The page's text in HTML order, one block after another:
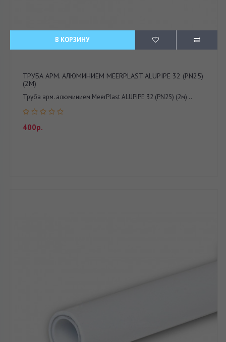
В КОРЗИНУ
ТРУБА АРМ. АЛЮМИНИЕМ MEERPLAST ALUPIPE 32 (PN25)
(2М)
Труба арм. алюминием MeerPlast ALUPIPE 32 (PN25) (2м) ..
400р.